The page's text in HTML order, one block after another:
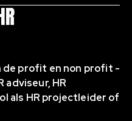
de profit en non profit -
adviseur, HR
als HR projectleider of